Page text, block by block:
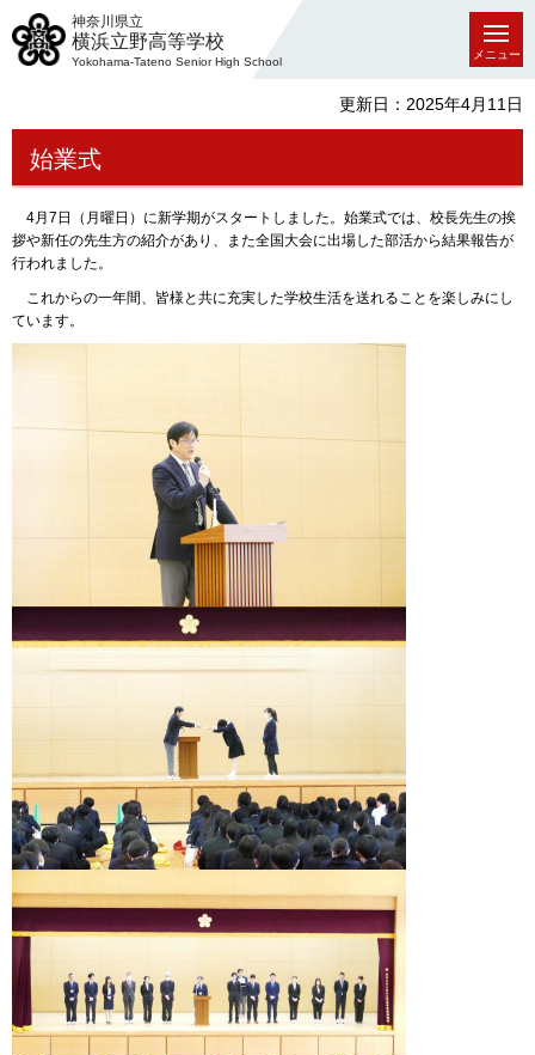
神奈川県立
横浜立野高等学校
Yokohama-Tateno Senior High School
メニュー
更新日：2025年4月11日
始業式
4月7日（月曜日）に新学期がスタートしました。始業式では、校長先生の挨
拶や新任の先生方の紹介があり、また全国大会に出場した部活から結果報告が
行われました。
これからの一年間、皆様と共に充実した学校生活を送れることを楽しみにし
ています。